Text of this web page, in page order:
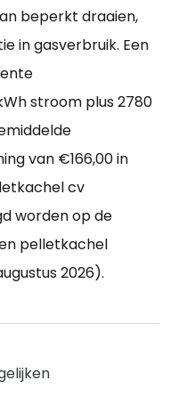
beperkt draaien,
in gasverbruik. Een
stroom plus 2780
van €166,00 in
cv
worden op de
pelletkachel
2026).